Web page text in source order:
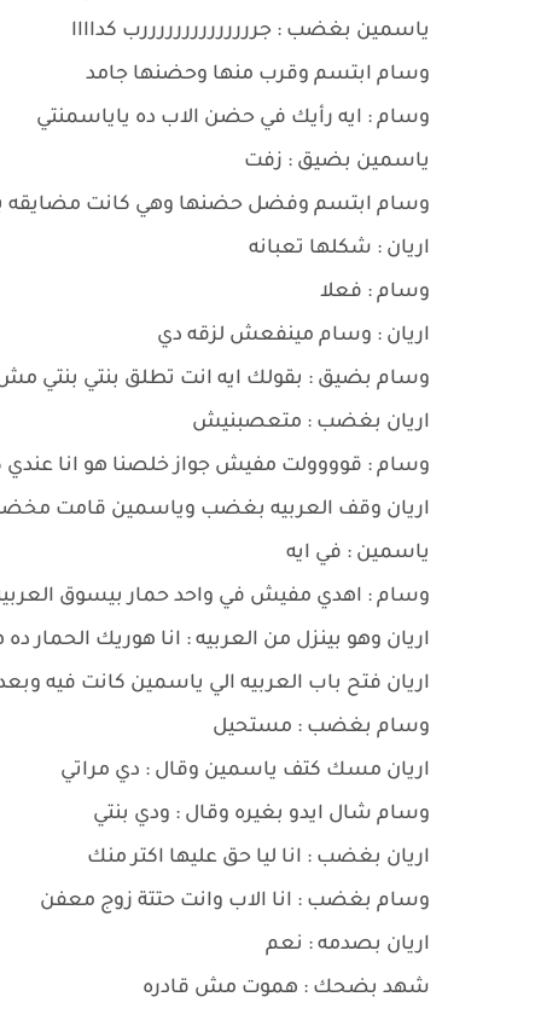
ياسمين بغضب : جررررررررررررررب كداااا
وسام ابتسم وقرب منها وحضنها جامد
وسام : ايه رأيك في حضن الاب ده ياياسمنتي
ياسمين بضيق : زفت
وسام ابتسم وفضل حضنها وهي كانت
اريان : شكلها تعبانه
وسام : فعلا
اريان : وسام مينفعش لزقه دي
وسام بضيق : بقولك ايه انت تطلق بنتي بنتي
اريان بغضب : متعصبنيش
وسام : قوووولت مفيش جواز خلصنا هو انا عندي
اريان وقف العربيه بغضب وياسمين قامت
ياسمين : في ايه
وسام : اهدي مفيش في واحد حمار بيسوق
اريان وهو بينزل من العربيه : انا هوريك الحمار
اريان فتح باب العربيه الي ياسمين كانت
وسام بغضب : مستحيل
اريان مسك كتف ياسمين وقال : دي مراتي
وسام شال ايدو بغيره وقال : ودي بنتي
اريان بغضب : انا ليا حق عليها اكتر منك
وسام بغضب : انا الاب وانت حتتة زوج معفن
اريان بصدمه : نعم
شهد بضحك : هموت مش قادره